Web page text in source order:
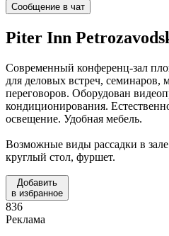
Сообщение в чат
Piter Inn
Современный конференц-зал
для деловых встреч, семинаров,
переговоров. Оборудован
кондиционирования.
освещение. Удобная мебель.
Возможные виды рассадки в
круглый стол, фуршет.
Добавить
в избранное
836
Реклама